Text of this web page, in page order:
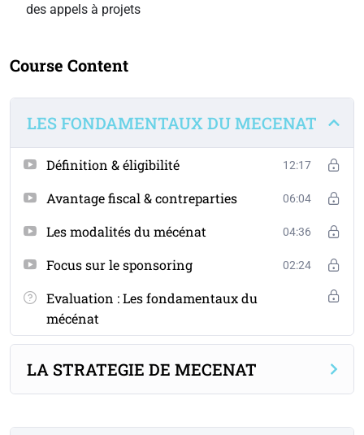
des appels à projets
Course Content
LES FONDAMENTAUX DU MECENAT
Définition & éligibilité 12:17
Avantage fiscal & contreparties 06:04
Les modalités du mécénat 04:36
Focus sur le sponsoring 02:24
Evaluation : Les fondamentaux du
mécénat
LA STRATEGIE DE MECENAT